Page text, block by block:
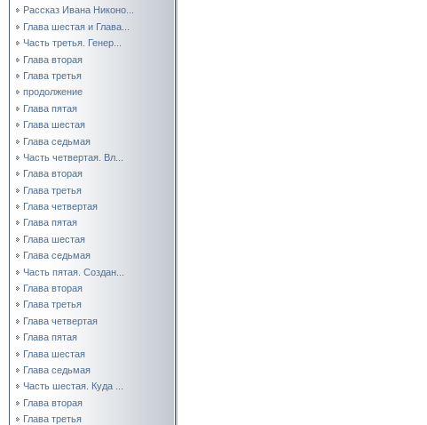
Рассказ Ивана Никоно...
Глава шестая и Глава...
Часть третья. Генер...
Глава вторая
Глава третья
продолжение
Глава пятая
Глава шестая
Глава седьмая
Часть четвертая. Вл...
Глава вторая
Глава третья
Глава четвертая
Глава пятая
Глава шестая
Глава седьмая
Часть пятая. Создан...
Глава вторая
Глава третья
Глава четвертая
Глава пятая
Глава шестая
Глава седьмая
Часть шестая. Куда ...
Глава вторая
Глава третья